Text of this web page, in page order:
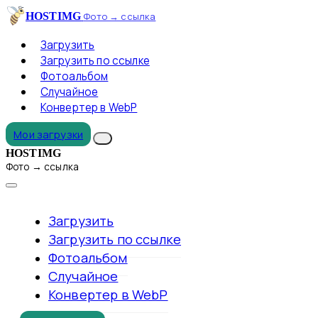
HOSTIMG Фото → ссылка
Загрузить
Загрузить по ссылке
Фотоальбом
Случайное
Конвертер в WebP
Мои загрузки
HOSTIMG
Фото → ссылка
Загрузить
Загрузить по ссылке
Фотоальбом
Случайное
Конвертер в WebP